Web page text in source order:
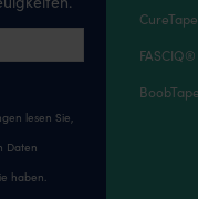
lesen Sie,
Daten
haben.
FASCIQ®